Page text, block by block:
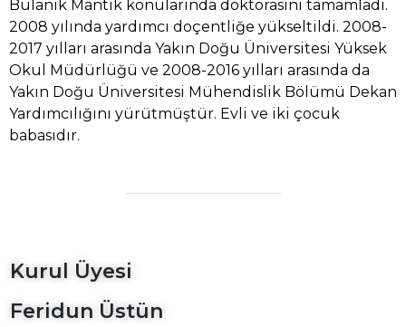
Bulanık Mantık konularında doktorasını tamamladı.
2008 yılında yardımcı doçentliğe yükseltildi. 2008-
2017 yılları arasında Yakın Doğu Üniversitesi Yüksek
Okul Müdürlüğü ve 2008-2016 yılları arasında da
Yakın Doğu Üniversitesi Mühendislik Bölümü Dekan
Yardımcılığını yürütmüştür. Evli ve iki çocuk
babasıdır.
Kurul Üyesi
Feridun Üstün